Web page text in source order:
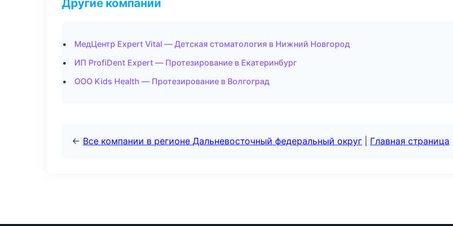
Другие компании
МедЦентр Expert Vital — Детская стоматология в Нижний Новгород
ИП ProfiDent Expert — Протезирование в Екатеринбург
ООО Kids Health — Протезирование в Волгоград
← Все компании в регионе Дальневосточный федеральный округ Главная страница